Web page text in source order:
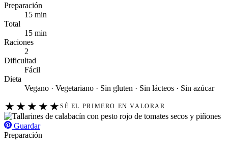
Preparación
15 min
Total
15 min
Raciones
2
Dificultad
Fácil
Dieta
Vegano · Vegetariano · Sin gluten · Sin lácteos · Sin azúcar
★ ★ ★ ★ ★ SÉ EL PRIMERO EN VALORAR
Guardar
Preparación